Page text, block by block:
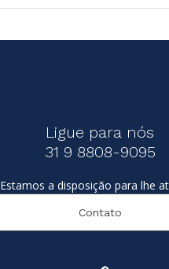
Ligue para nós
31 9 8808-9095
Estamos a disposição para lhe
Contato